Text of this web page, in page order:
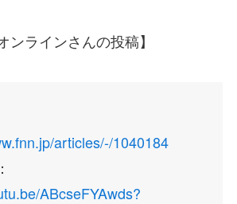
ンラインさんの投稿】
articles/-/1040184
ABcseFYAwds?